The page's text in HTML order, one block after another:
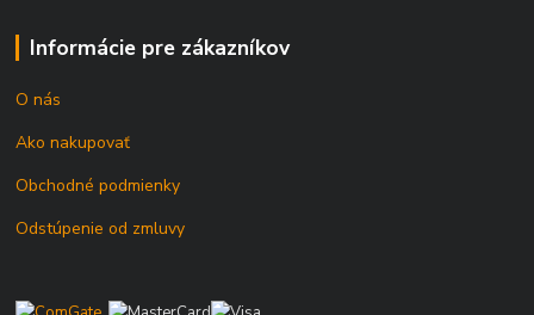
Informácie pre zákazníkov
O nás
Ako nakupovať
Obchodné podmienky
Odstúpenie od zmluvy